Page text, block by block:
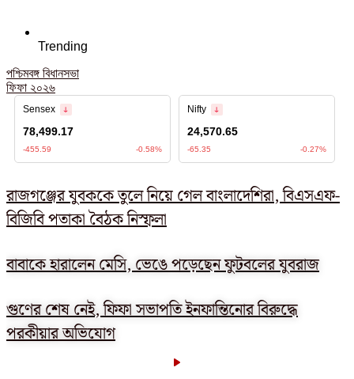
Trending
পশ্চিমবঙ্গ বিধানসভা
ফিফা ২০২৬
রাজগঞ্জের যুবককে তুলে নিয়ে গেল বাংলাদেশিরা, বিএসএফ-
বিজিবি পতাকা বৈঠক নিস্ফলা
বাবাকে হারালেন মেসি, ভেঙে পড়েছেন ফুটবলের যুবরাজ
গুণের শেষ নেই, ফিফা সভাপতি ইনফান্তিনোর বিরুদ্ধে
পরকীয়ার অভিযোগ